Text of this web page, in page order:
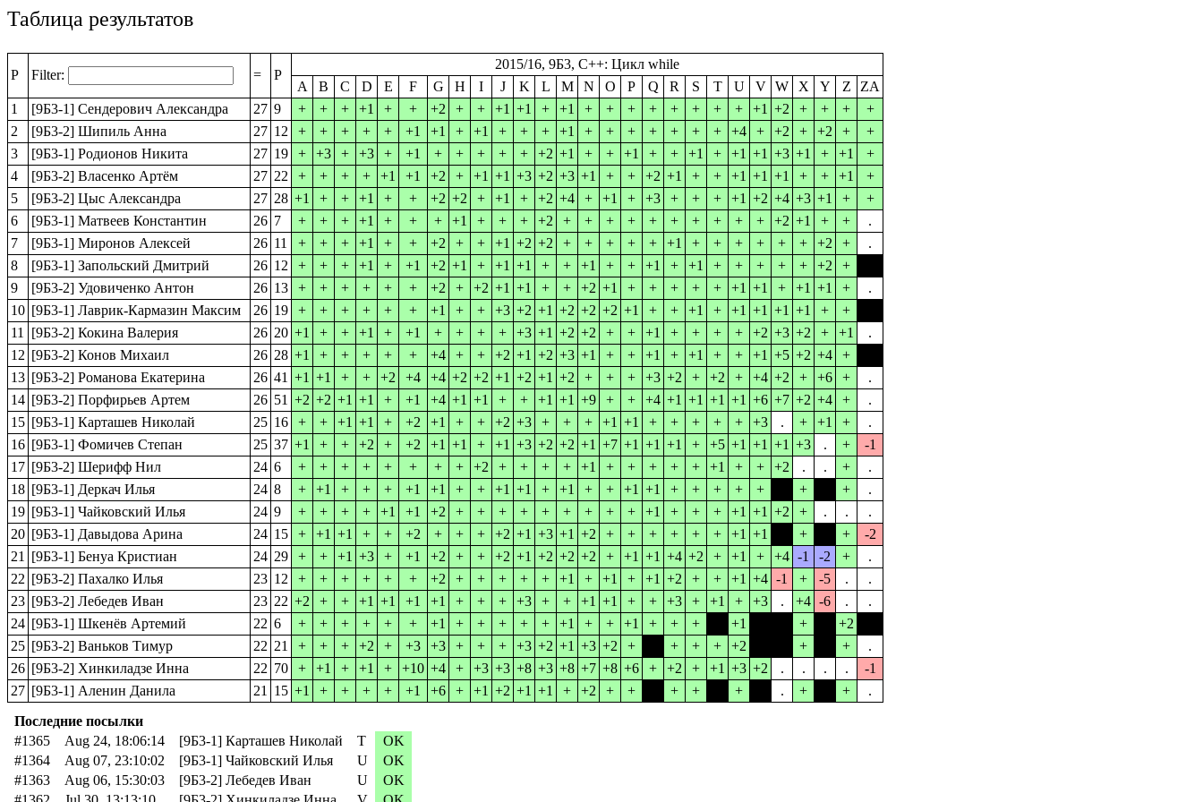
Таблица результатов
P Filter: = P
2015/16, 9Б3, C++: Цикл while
A
B C D E F G H I J K L M N O P Q R S T U V W X Y Z
ZA
1
[9Б3-1] Сендерович Александра 27 9 + + + +1 + + +2 + + +1 +1 + +1 + + + + + + + + +1 +2 + + +
+
2
[9Б3-2] Шипиль Анна 27 12 + + + + + +1 +1 + +1 + + + +1 + + + + + + + +4 + +2 + +2 +
+
3
[9Б3-1] Родионов Никита 27 19 + +3 + +3 + +1 + + + + + +2 +1 + + +1 + + +1 + +1 +1 +3 +1 + +1
+
4
[9Б3-2] Власенко Артём 27 22 + + + + +1 +1 +2 + +1 +1 +3 +2 +3 +1 + + +2 +1 + + +1 +1 +1 + + +1
+
5
[9Б3-2] Цыс Александра 27 28 +1 + + +1 + + +2 +2 + +1 + +2 +4 + +1 + +3 + + + +1 +2 +4 +3 +1 +
+
6
[9Б3-1] Матвеев Константин 26 7 + + + +1 + + + +1 + + + +2 + + + + + + + + + + +2 +1 + +
.
7
[9Б3-1] Миронов Алексей 26 11 + + + +1 + + +2 + + +1 +2 +2 + + + + + +1 + + + + + + +2 +
.
8
[9Б3-1] Запольский Дмитрий 26 12 + + + +1 + +1 +2 +1 + +1 +1 + + +1 + + +1 + +1 + + + + + +2 +
9
[9Б3-2] Удовиченко Антон 26 13 + + + + + + +2 + +2 +1 +1 + + +2 +1 + + + + + +1 +1 + +1 +1 +
.
10 [9Б3-1] Лаврик-Кармазин Максим 26 19 + + + + + + +1 + + +3 +2 +1 +2 +2 +2 +1 + + +1 + +1 +1 +1 +1 + +
11
[9Б3-2] Кокина Валерия 26 20 +1 + + +1 + +1 + + + + +3 +1 +2 +2 + + +1 + + + + +2 +3 +2 + +1
.
12 [9Б3-2] Конов Михаил 26 28 +1 + + + + + +4 + + +2 +1 +2 +3 +1 + + +1 + +1 + + +1 +5 +2 +4 +
13 [9Б3-2] Романова Екатерина 26 41 +1 +1 + + +2 +4 +4 +2 +2 +1 +2 +1 +2 + + + +3 +2 + +2 + +4 +2 + +6 +
.
14 [9Б3-2] Порфирьев Артем 26 51 +2 +2 +1 +1 + +1 +4 +1 +1 + + +1 +1 +9 + + +4 +1 +1 +1 +1 +6 +7 +2 +4 +
.
15 [9Б3-1] Карташев Николай 25 16 + + +1 +1 + +2 +1 + + +2 +3 + + + +1 +1 + + + + + +3 . + +1 +
.
16 [9Б3-1] Фомичев Степан 25 37 +1 + + +2 + +2 +1 +1 + +1 +3 +2 +2 +1 +7 +1 +1 +1 + +5 +1 +1 +1 +3 . +
-1
17 [9Б3-2] Шерифф Нил 24 6 + + + + + + + + +2 + + + + +1 + + + + + +1 + + +2 . . +
.
18 [9Б3-1] Деркач Илья 24 8 + +1 + + + +1 +1 + + +1 +1 + +1 + + +1 +1 + + + + + + +
.
19 [9Б3-1] Чайковский Илья 24 9 + + + + +1 +1 +2 + + + + + + + + + +1 + + + +1 +1 +2 + . .
.
20 [9Б3-1] Давыдова Арина 24 15 + +1 +1 + + +2 + + + +2 +1 +3 +1 +2 + + + + + + +1 +1 + +
-2
21
[9Б3-1] Бенуа Кристиан 24 29 + + +1 +3 + +1 +2 + + +2 +1 +2 +2 +2 + +1 +1 +4 +2 + +1 + +4 -1 -2 +
.
22 [9Б3-2] Пахалко Илья 23 12 + + + + + + +2 + + + + + +1 + +1 + +1 +2 + + +1 +4 -1 + -5 .
.
23 [9Б3-2] Лебедев Иван 23 22 +2 + + +1 +1 +1 +1 + + + +3 + + +1 +1 + + +3 + +1 + +3 . +4 -6 .
.
24 [9Б3-1] Шкенёв Артемий 22 6 + + + + + + +1 + + + + + +1 + + +1 + + + +1 + +2
25 [9Б3-2] Ваньков Тимур 22 21 + + + +2 + +3 +3 + + + +3 +2 +1 +3 +2 + + + + +2 + +
.
26 [9Б3-2] Хинкиладзе Инна 22 70 + +1 + +1 + +10 +4 + +3 +3 +8 +3 +8 +7 +8 +6 + +2 + +1 +3 +2 . . . .
-1
27 [9Б3-1] Аленин Данила 21 15 +1 + + + + +1 +6 + +1 +2 +1 +1 + +2 + + + + + . + +
.
Последние посылки
#1365
Aug 24, 18:06:14 [9Б3-1] Карташев Николай T
OK
#1364
Aug 07, 23:10:02 [9Б3-1] Чайковский Илья U
OK
#1363
Aug 06, 15:30:03 [9Б3-2] Лебедев Иван U
OK